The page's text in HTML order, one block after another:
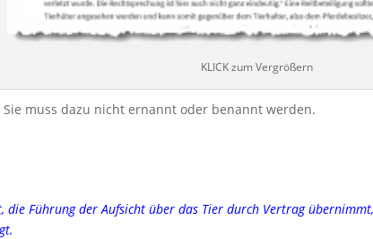
KLICK zum Vergrößern
muss dazu nicht ernannt oder benannt werden.
die Führung der Aufsicht über das Tier durch Vertrag